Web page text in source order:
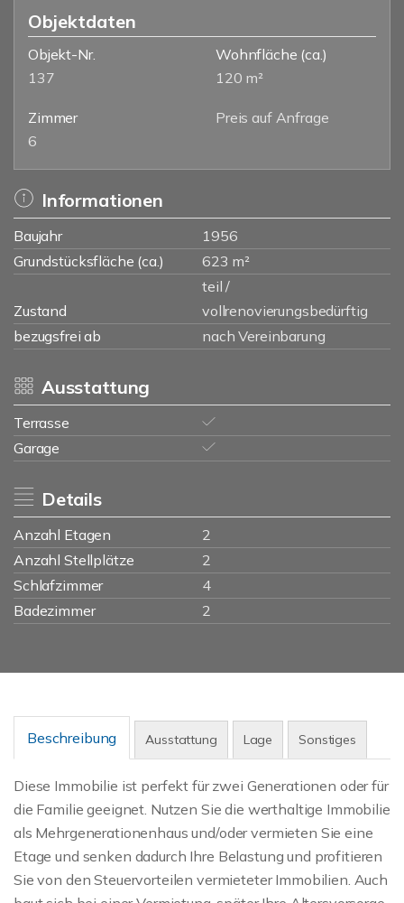
Objektdaten
Objekt-Nr.
137
Wohnfläche (ca.)
120 m²
Zimmer
6
Preis auf Anfrage
Informationen
Baujahr
1956
Grundstücksfläche (ca.)
623 m²
Zustand
teil /
vollrenovierungsbedürftig
bezugsfrei ab
nach Vereinbarung
Ausstattung
Terrasse
Garage
Details
Anzahl Etagen
2
Anzahl Stellplätze
2
Schlafzimmer
4
Badezimmer
2
Beschreibung Ausstattung Lage Sonstiges
Diese Immobilie ist perfekt für zwei Generationen oder für
die Familie geeignet. Nutzen Sie die werthaltige Immobilie
als Mehrgenerationenhaus und/oder vermieten Sie eine
Etage und senken dadurch Ihre Belastung und profitieren
Sie von den Steuervorteilen vermieteter Immobilien. Auch